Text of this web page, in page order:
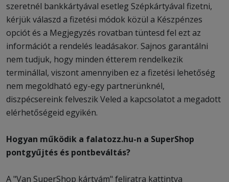
szeretnél bankkártyával esetleg Szépkártyával fizetni,
kérjük válaszd a fizetési módok közül a Készpénzes
opciót és a Megjegyzés rovatban tüntesd fel ezt az
információt a rendelés leadásakor. Sajnos garantálni
nem tudjuk, hogy minden étterem rendelkezik
terminállal, viszont amennyiben ez a fizetési lehetőség
nem megoldható egy-egy partnerünknél,
diszpécsereink felveszik Veled a kapcsolatot a megadott
elérhetőségeid egyikén.
Hogyan működik a falatozz.hu-n a SuperShop
pontgyűjtés és pontbeváltás?
A "Van SuperShop kártyám" feliratra kattintva